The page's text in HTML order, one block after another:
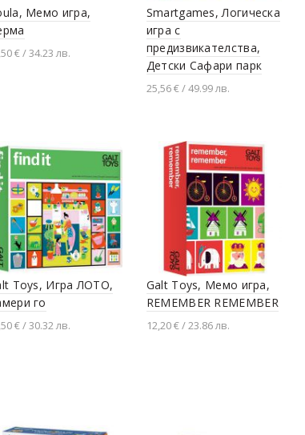
Мемо игра,
€ / 34.23 лв.
Smartgames, Логическа
игра с
предизвикателства,
Детски Сафари парк
25,56 € / 49.99 лв.
Toys, Игра ЛОТО,
го
€ / 30.32 лв.
Galt Toys, Мемо игра,
REMEMBER REMEMBER
12,20 € / 23.86 лв.